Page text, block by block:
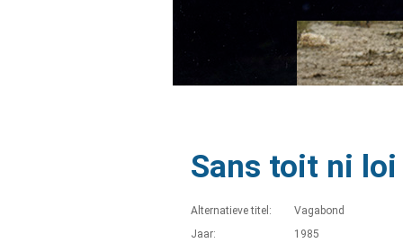
Sans toit ni loi
Alternatieve titel:
Vagabond
Jaar:
1985